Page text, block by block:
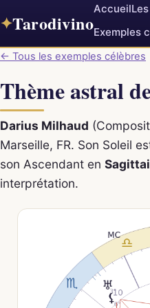
✦Tarodivino
Accueil
Exemples
← Tous les exemples célèbres
Thème astral
Darius Milhaud
Marseille, FR. Son Soleil
son Ascendant en
interprétation.